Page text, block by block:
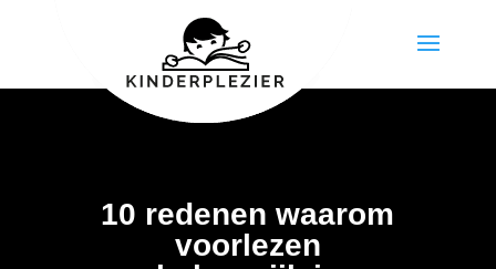
10 redenen waarom
voorlezen